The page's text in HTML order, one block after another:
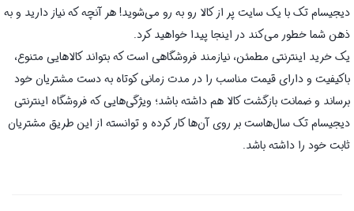
دیجیسام تک با یک سایت پر از کالا رو به رو می‌شوید! هر آنچه که نیاز دارید و به
ذهن شما خطور می‌کند در اینجا پیدا خواهید کرد.
یک خرید اینترنتی مطمئن، نیازمند فروشگاهی است که بتواند کالاهایی متنوع،
باکیفیت و دارای قیمت مناسب را در مدت زمانی کوتاه به دست مشتریان خود
برساند و ضمانت بازگشت کالا هم داشته باشد؛ ویژگی‌هایی که فروشگاه اینترنتی
دیجیسام تک سال‌هاست بر روی آن‌ها کار کرده و توانسته از این طریق مشتریان
ثابت خود را داشته باشد.